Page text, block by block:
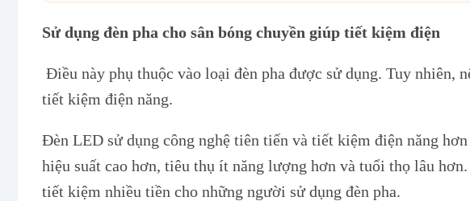
Sử dụng đèn pha cho sân bóng chuyền giúp tiết kiệm điện
Điều này phụ thuộc vào loại đèn pha được sử dụng. Tuy nhiên,
tiết kiệm điện năng.
Đèn LED sử dụng công nghệ tiên tiến và tiết kiệm điện năng
hiệu suất cao hơn, tiêu thụ ít năng lượng hơn và tuổi thọ lâu
tiết kiệm nhiều tiền cho những người sử dụng đèn pha.